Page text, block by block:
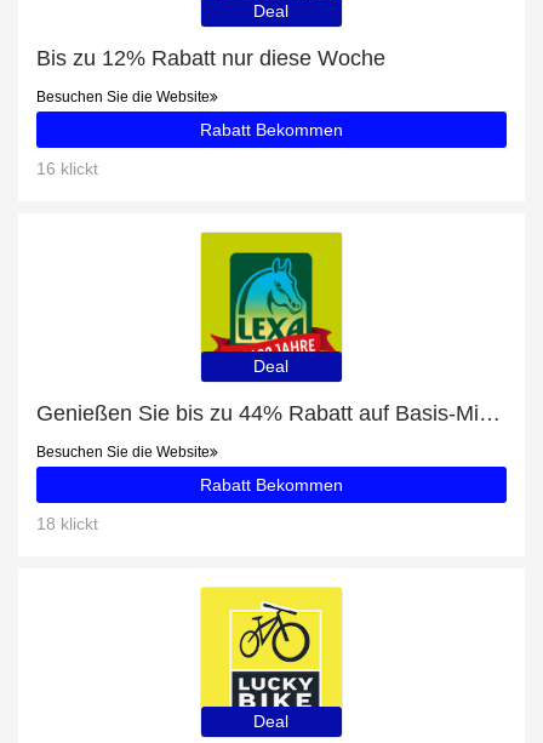
Deal
Bis zu 12% Rabatt nur diese Woche
Besuchen Sie die Website
Rabatt Bekommen
16 klickt
Deal
Genießen Sie bis zu 44% Rabatt auf Basis-Mineral
Besuchen Sie die Website
Rabatt Bekommen
18 klickt
Deal